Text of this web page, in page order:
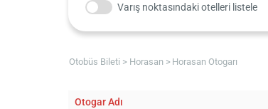
Varış noktasındaki otelleri listele
Otobüs Bileti Horasan Horasan Otogarı
Otogar Adı